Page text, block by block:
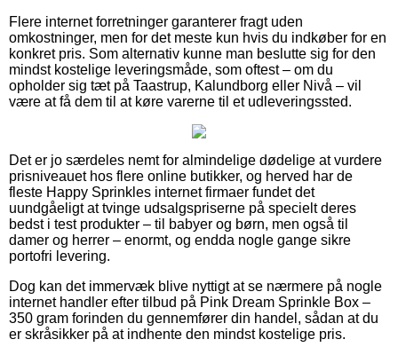
Flere internet forretninger garanterer fragt uden
omkostninger, men for det meste kun hvis du indkøber for en
konkret pris. Som alternativ kunne man beslutte sig for den
mindst kostelige leveringsmåde, som oftest – om du
opholder sig tæt på Taastrup, Kalundborg eller Nivå – vil
være at få dem til at køre varerne til et udleveringssted.
Det er jo særdeles nemt for almindelige dødelige at vurdere
prisniveauet hos flere online butikker, og herved har de
fleste Happy Sprinkles internet firmaer fundet det
uundgåeligt at tvinge udsalgspriserne på specielt deres
bedst i test produkter – til babyer og børn, men også til
damer og herrer – enormt, og endda nogle gange sikre
portofri levering.
Dog kan det immervæk blive nyttigt at se nærmere på nogle
internet handler efter tilbud på Pink Dream Sprinkle Box –
350 gram forinden du gennemfører din handel, sådan at du
er skråsikker på at indhente den mindst kostelige pris.